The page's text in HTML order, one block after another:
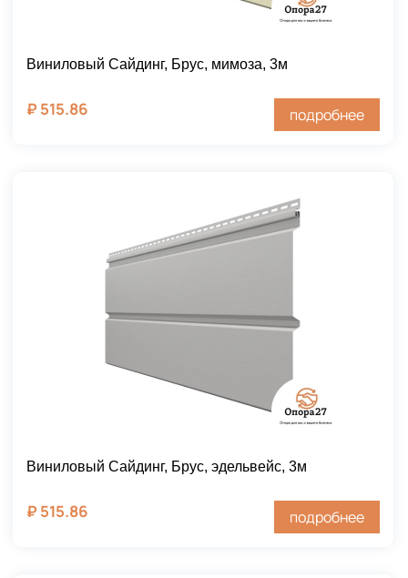
Виниловый Сайдинг, Брус, мимоза, 3м
₽ 515.86 подробнее
Виниловый Сайдинг, Брус, эдельвейс, 3м
₽ 515.86 подробнее